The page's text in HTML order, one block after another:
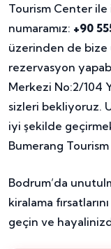
Tourism Center
numaramız: +90
üzerinden de bize
rezervasyon
Merkezi No:2/104
sizleri bekliyoruz.
iyi şekilde
Bumerang
Bodrum’da
kiralama
geçin ve